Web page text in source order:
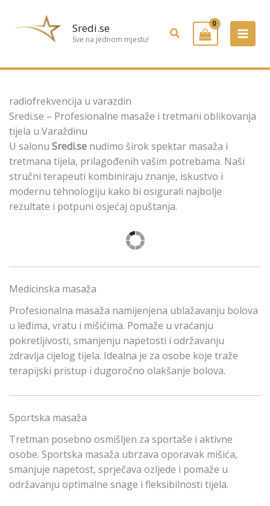
Sredi.se
Sve na jednom mjestu! Pretraživanje
radiofrekvencija u varazdin
Sredi.se – Profesionalne masaže i tretmani oblikovanja
tijela u Varaždinu
U salonu Sredi.se nudimo širok spektar masaža i
tretmana tijela, prilagođenih vašim potrebama. Naši
stručni terapeuti kombiniraju znanje, iskustvo i
modernu tehnologiju kako bi osigurali najbolje
rezultate i potpuni osjećaj opuštanja.
Medicinska masaža
Profesionalna masaža namijenjena ublažavanju bolova
u leđima, vratu i mišićima. Pomaže u vraćanju
pokretljivosti, smanjenju napetosti i održavanju
zdravlja cijelog tijela. Idealna je za osobe koje traže
terapijski pristup i dugoročno olakšanje bolova.
Sportska masaža
Tretman posebno osmišljen za sportaše i aktivne
osobe. Sportska masaža ubrzava oporavak mišića,
smanjuje napetost, sprječava ozljede i pomaže u
održavanju optimalne snage i fleksibilnosti tijela.